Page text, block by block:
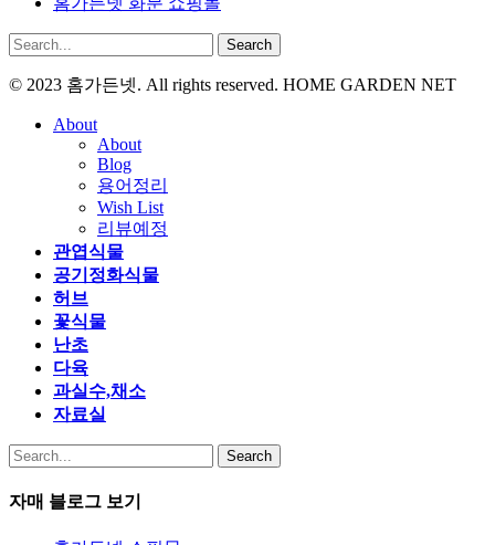
Search
© 2023 홈가든넷. All rights reserved. HOME GARDEN NET
About
About
Blog
용어정리
Wish List
리뷰예정
관엽식물
공기정화식물
허브
꽃식물
난초
다육
과실수,채소
자료실
Search
자매 블로그 보기